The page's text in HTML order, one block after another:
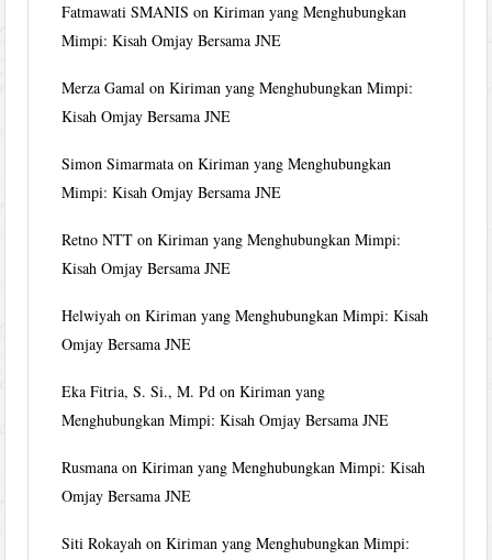
Fatmawati SMANIS onKiriman yang Menghubungkan
Mimpi: Kisah Omjay Bersama JNE
Merza Gamal onKiriman yang Menghubungkan Mimpi:
Kisah Omjay Bersama JNE
Simon Simarmata onKiriman yang Menghubungkan
Mimpi: Kisah Omjay Bersama JNE
Retno NTT onKiriman yang Menghubungkan Mimpi:
Kisah Omjay Bersama JNE
Helwiyah onKiriman yang Menghubungkan Mimpi: Kisah
Omjay Bersama JNE
Eka Fitria, S. Si., M. Pd onKiriman yang
Menghubungkan Mimpi: Kisah Omjay Bersama JNE
Rusmana onKiriman yang Menghubungkan Mimpi: Kisah
Omjay Bersama JNE
Siti Rokayah onKiriman yang Menghubungkan Mimpi: